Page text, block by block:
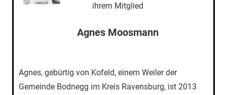
ihrem Mitglied
Agnes Moosmann
Agnes, gebürtig von Kofeld, einem Weiler der
Gemeinde Bodnegg im Kreis Ravensburg, ist 2013